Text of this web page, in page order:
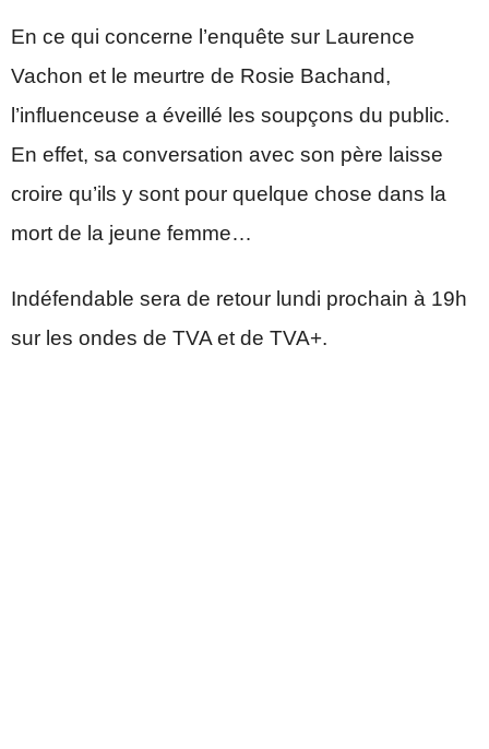
En ce qui concerne l’enquête sur Laurence
Vachon et le meurtre de Rosie Bachand,
l’influenceuse a éveillé les soupçons du public.
En effet, sa conversation avec son père laisse
croire qu’ils y sont pour quelque chose dans la
mort de la jeune femme…
Indéfendable sera de retour lundi prochain à 19h
sur les ondes de TVA et de TVA+.